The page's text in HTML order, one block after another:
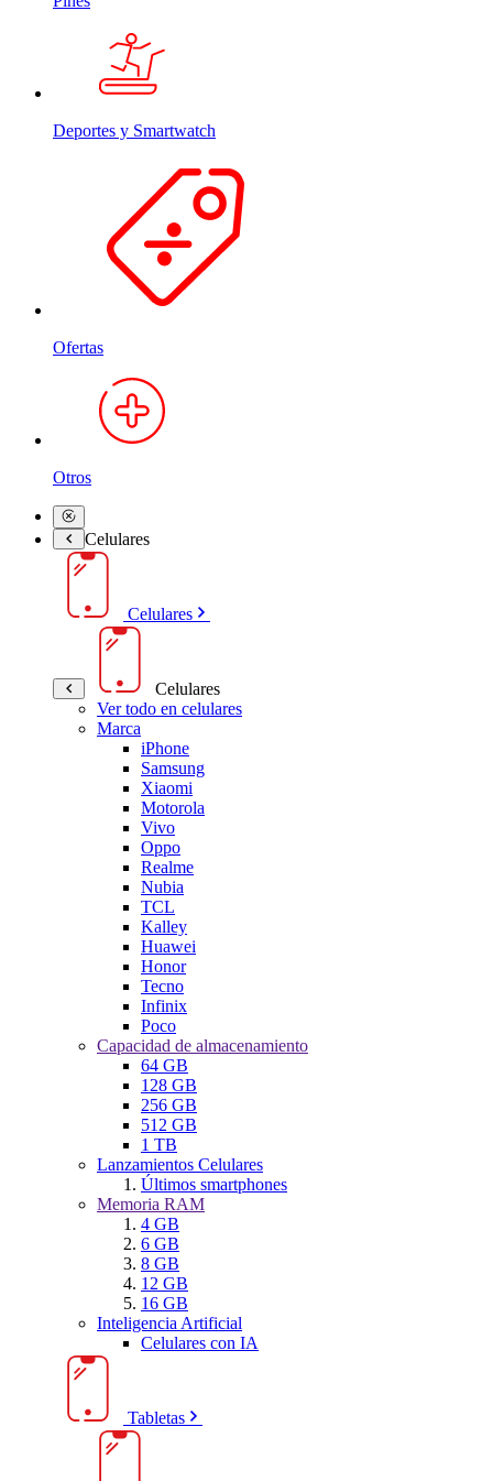
Deportes y Smartwatch
Ofertas
Otros
Celulares
Celulares
Celulares
Ver todo en celulares
Marca
iPhone
Samsung
Xiaomi
Motorola
Vivo
Oppo
Realme
Nubia
TCL
Kalley
Huawei
Honor
Tecno
Infinix
Poco
Capacidad de almacenamiento
64 GB
128 GB
256 GB
512 GB
1 TB
Lanzamientos Celulares
Últimos smartphones
Memoria RAM
4 GB
6 GB
8 GB
12 GB
16 GB
Inteligencia Artificial
Celulares con IA
Tabletas